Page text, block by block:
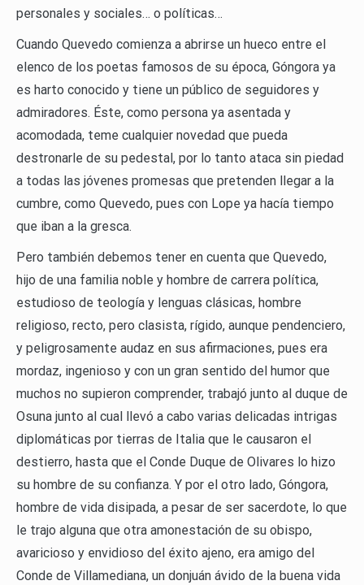
personales y sociales… o políticas…
Cuando Quevedo comienza a abrirse un hueco entre el
elenco de los poetas famosos de su época, Góngora ya
es harto conocido y tiene un público de seguidores y
admiradores. Éste, como persona ya asentada y
acomodada, teme cualquier novedad que pueda
destronarle de su pedestal, por lo tanto ataca sin piedad
a todas las jóvenes promesas que pretenden llegar a la
cumbre, como Quevedo, pues con Lope ya hacía tiempo
que iban a la gresca.
Pero también debemos tener en cuenta que Quevedo,
hijo de una familia noble y hombre de carrera política,
estudioso de teología y lenguas clásicas, hombre
religioso, recto, pero clasista, rígido, aunque pendenciero,
y peligrosamente audaz en sus afirmaciones, pues era
mordaz, ingenioso y con un gran sentido del humor que
muchos no supieron comprender, trabajó junto al duque de
Osuna junto al cual llevó a cabo varias delicadas intrigas
diplomáticas por tierras de Italia que le causaron el
destierro, hasta que el Conde Duque de Olivares lo hizo
su hombre de su confianza. Y por el otro lado, Góngora,
hombre de vida disipada, a pesar de ser sacerdote, lo que
le trajo alguna que otra amonestación de su obispo,
avaricioso y envidioso del éxito ajeno, era amigo del
Conde de Villamediana, un donjuán ávido de la buena vida